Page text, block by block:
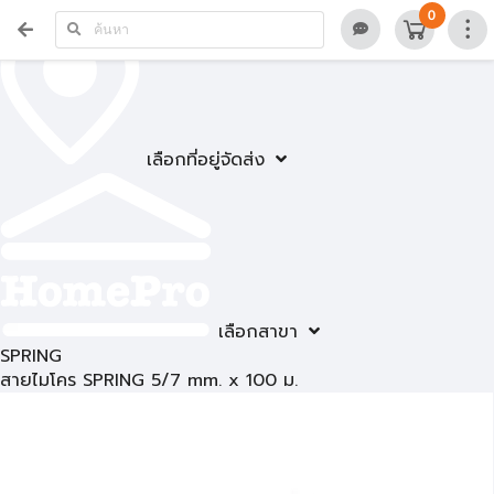
เลือกที่อยู่จัดส่ง
เลือกสาขา
0
SPRING
สายไมโคร SPRING 5/7 mm. x 100 ม.